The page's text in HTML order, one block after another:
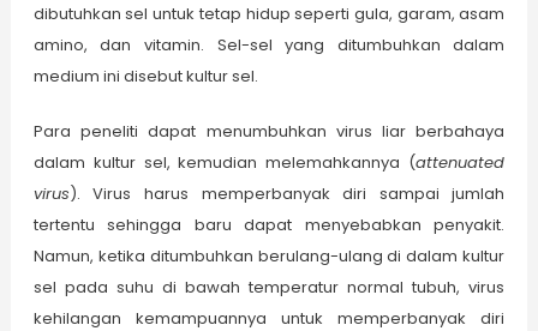
dibutuhkan sel untuk tetap hidup seperti gula, garam, asam
amino, dan vitamin. Sel-sel yang ditumbuhkan dalam
medium ini disebut kultur sel.
Para peneliti dapat menumbuhkan virus liar berbahaya
dalam kultur sel, kemudian melemahkannya (attenuated
virus). Virus harus memperbanyak diri sampai jumlah
tertentu sehingga baru dapat menyebabkan penyakit.
Namun, ketika ditumbuhkan berulang-ulang di dalam kultur
sel pada suhu di bawah temperatur normal tubuh, virus
kehilangan kemampuannya untuk memperbanyak diri